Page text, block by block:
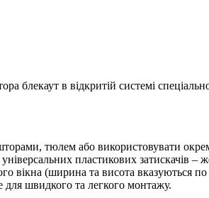
блекаут в відкритій системі
тюлем або використовувати
пластикових затискачів –
вікна (ширина та висота вказуються по
для швидкого та легкого монтажу.